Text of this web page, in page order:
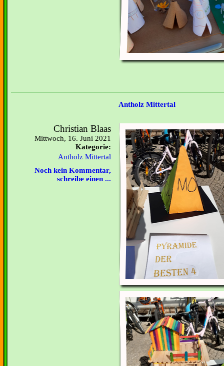
Antholz Mittertal
Christian Blaas
Mittwoch, 16. Juni 2021
Kategorie:
Antholz Mittertal
Noch kein Kommentar,
schreibe einen ...